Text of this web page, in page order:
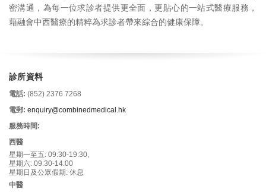
密溝通，為每一位求診者提供更全面，更貼心的一站式醫療服務，
藉融會中西醫療的精粹為求診者帶來綜合的健康保障。
診所資料
電話: (852) 2376 7268
電郵: enquiry@combinedmedical.hk
服務時間:
西醫
星期一至五: 09:30-19:30,
星期六: 09:30-14:00
星期日及公眾假期: 休息
中醫